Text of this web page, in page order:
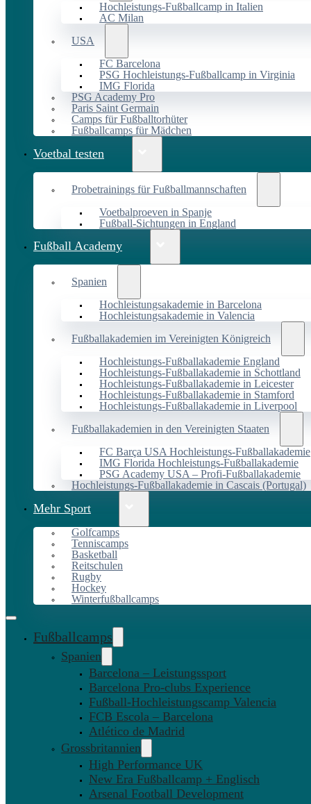
Hochleistungs-Fußballcamp in Italien
AC Milan
USA
FC Barcelona
PSG Hochleistungs-Fußballcamp in Virginia
IMG Florida
PSG Academy Pro
Paris Saint Germain
Camps für Fußballtorhüter
Fußballcamps für Mädchen
Voetbal testen
Probetrainings für Fußballmannschaften
Voetbalproeven in Spanje
Fußball-Sichtungen in England
Fußball Academy
Spanien
Hochleistungsakademie in Barcelona
Hochleistungsakademie in Valencia
Fußballakademien im Vereinigten Königreich
Hochleistungs-Fußballakademie England
Hochleistungs-Fußballakademie in Schottland
Hochleistungs-Fußballakademie in Leicester
Hochleistungs-Fußballakademie in Stamford
Hochleistungs-Fußballakademie in Liverpool
Fußballakademien in den Vereinigten Staaten
FC Barça USA Hochleistungs-Fußballakademie
IMG Florida Hochleistungs-Fußballakademie
PSG Academy USA – Profi-Fußballakademie
Hochleistungs-Fußballakademie in Cascais (Portugal)
Mehr Sport
Golfcamps
Tenniscamps
Basketball
Reitschulen
Rugby
Hockey
Winterfußballcamps
Fußballcamps
Spanien
Barcelona – Leistungssport
Barcelona Pro-clubs Experience
Fußball-Hochleistungscamp Valencia
FCB Escola – Barcelona
Atlético de Madrid
Grossbritannien
High Performance UK
New Era Fußballcamp + Englisch
Arsenal Football Development